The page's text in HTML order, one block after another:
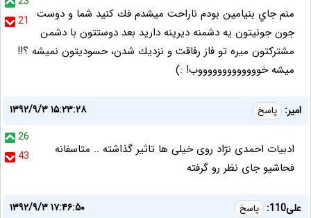
21
منم جاي بنيامين بودم ناراحت ميشدم فك كنيد شما و دوست
جون جونيتون يه دشمنه ديرينه داريد بعد دوستتون با دشمن
مشتركتون ميره تو فاز رفاقت و نزديك شدن، حسوديتون نميشه ؟!!
ميشه خوووووووووووووب! :)
امیر: پاسخ
۱۳۹۲/۹/۳ ۱۵:۲۳:۲۸
26
43
ادبیات احمدی نژاد روی خیلی ها تاثیر گذاشته .. متاسفانه
فحاشیو جای نظر رو گرفته
علی110: پاسخ
۱۳۹۲/۹/۳ ۱۷:۴۶:۵۰